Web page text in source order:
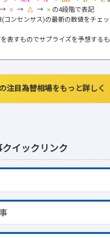
イックリンク
→ → →
の4段階で表記
ンセンサス)の最新の数値をチェ
表すものでサプライズを予想する
注目為替相場をもっと詳しく